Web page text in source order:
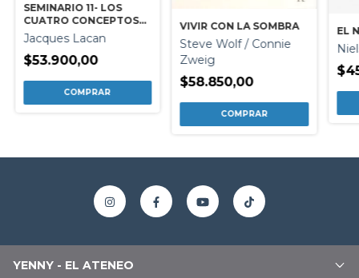
SEMINARIO 11- LOS
CUATRO CONCEPTOS
FUNDAMENTALES DEL
PSICOANALISIS
Jacques Lacan
$53.900,00
VIVIR CON LA SOMBRA
Steve Wolf / Connie
Zweig
$58.850,00
EL
YENNY - EL ATENEO